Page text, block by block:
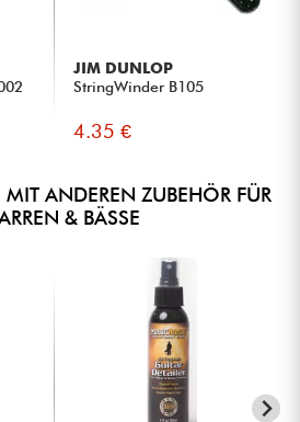
JIM DUNLOP
StringWinder B105
4.35 €
MIT ANDEREN ZUBEHÖR FÜR
& BÄSSE